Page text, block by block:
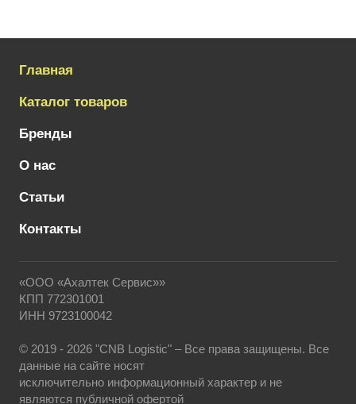
Главная
Каталог товаров
Бренды
О нас
Статьи
Контакты
«ООО «Ахалтек Сервис»»
КПП 772301001
ИНН 9723100042
© 2019 - 2026 "CNB Logistic" – Все права защищены. Все
данные на сайте носят
исключительно информационный характер и не
являются публичной офертой